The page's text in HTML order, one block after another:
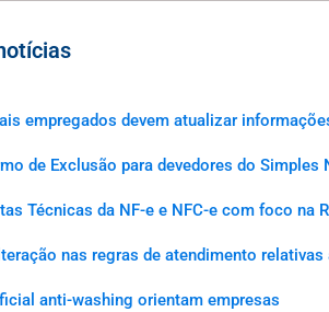
empregados devem atualizar
de Exclusão para devedores do Simples
Técnicas da NF-e e NFC-e com foco na
nas regras de atendimento
anti-washing orientam empresas